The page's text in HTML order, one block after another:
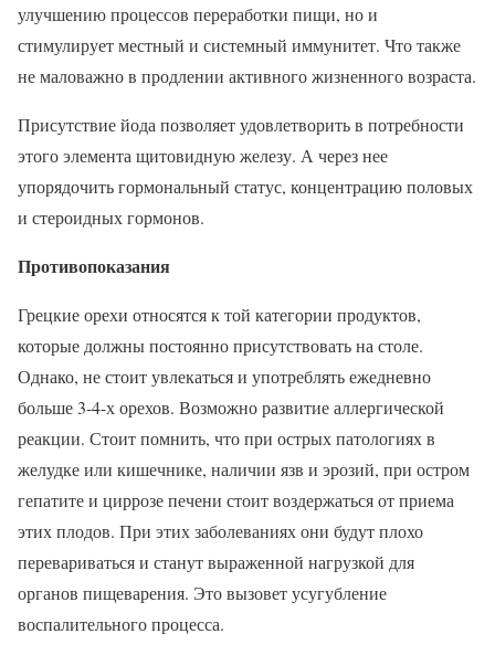
улучшению процессов переработки пищи, но и
стимулирует местный и системный иммунитет. Что также
не маловажно в продлении активного жизненного возраста.
Присутствие йода позволяет удовлетворить в потребности
этого элемента щитовидную железу. А через нее
упорядочить гормональный статус, концентрацию половых
и стероидных гормонов.
Противопоказания
Грецкие орехи относятся к той категории продуктов,
которые должны постоянно присутствовать на столе.
Однако, не стоит увлекаться и употреблять ежедневно
больше 3-4-х орехов. Возможно развитие аллергической
реакции. Стоит помнить, что при острых патологиях в
желудке или кишечнике, наличии язв и эрозий, при остром
гепатите и циррозе печени стоит воздержаться от приема
этих плодов. При этих заболеваниях они будут плохо
перевариваться и станут выраженной нагрузкой для
органов пищеварения. Это вызовет усугубление
воспалительного процесса.